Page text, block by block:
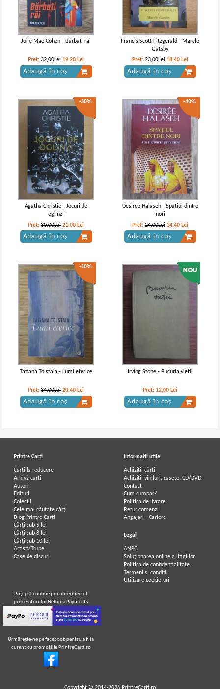
Candidei Erendira si a bunicii sale
fara suflet
Julie Mae Cohen - Barbati rai
Pret:32,00Lei 19,20 Lei
Adaugă în coș
Francis Scott Fitzgerald - Marele
Gatsby
Pret:23,00Lei 18,40 Lei
Adaugă în coș
-30%
Agatha Christie - Jocuri de
oglinzi
Pret:30,00Lei 21,00 Lei
Adaugă în coș
-40%
Desiree Halaseh - Spatiul dintre
nori
Pret:24,00Lei 14,40 Lei
Adaugă în coș
-40%
Tatiana Tolstaia - Lumi eterice
Pret:34,00Lei 20,40 Lei
Adaugă în coș
Irving Stone - Bucuria vietii
Pret: 12,00 Lei
Adaugă în coș
Printre Carti
Carți la reducere
Arhivă carți
Autori
Edituri
Colecții
Cele mai căutate cărți
Blog Printre Carti
Cărţi sub 5 lei
Cărţi sub 8 lei
Cărţi sub 10 lei
Artiști/Trupe
Case de discuri
Informatii utile
Achizitii cărți
Achizitii viniluri, casete, CD/DVD
Contact
Cum cumpar?
Politica de livrare
Retur comenzi
Angajari - Cariere
Legal
ANPC
Soluționarea online a litigiilor
Politica de confidentialitate
Termeni si conditii
Utilizare cookie-uri
Poţi plăti online prin intermediul
procesatorului Netopia Payments
Urmăreşte-ne pe facebook pentru a fi la
curent cu promoţiile PrintreCarti.ro
Copyright © 2014-2026 PrintreCarti.ro